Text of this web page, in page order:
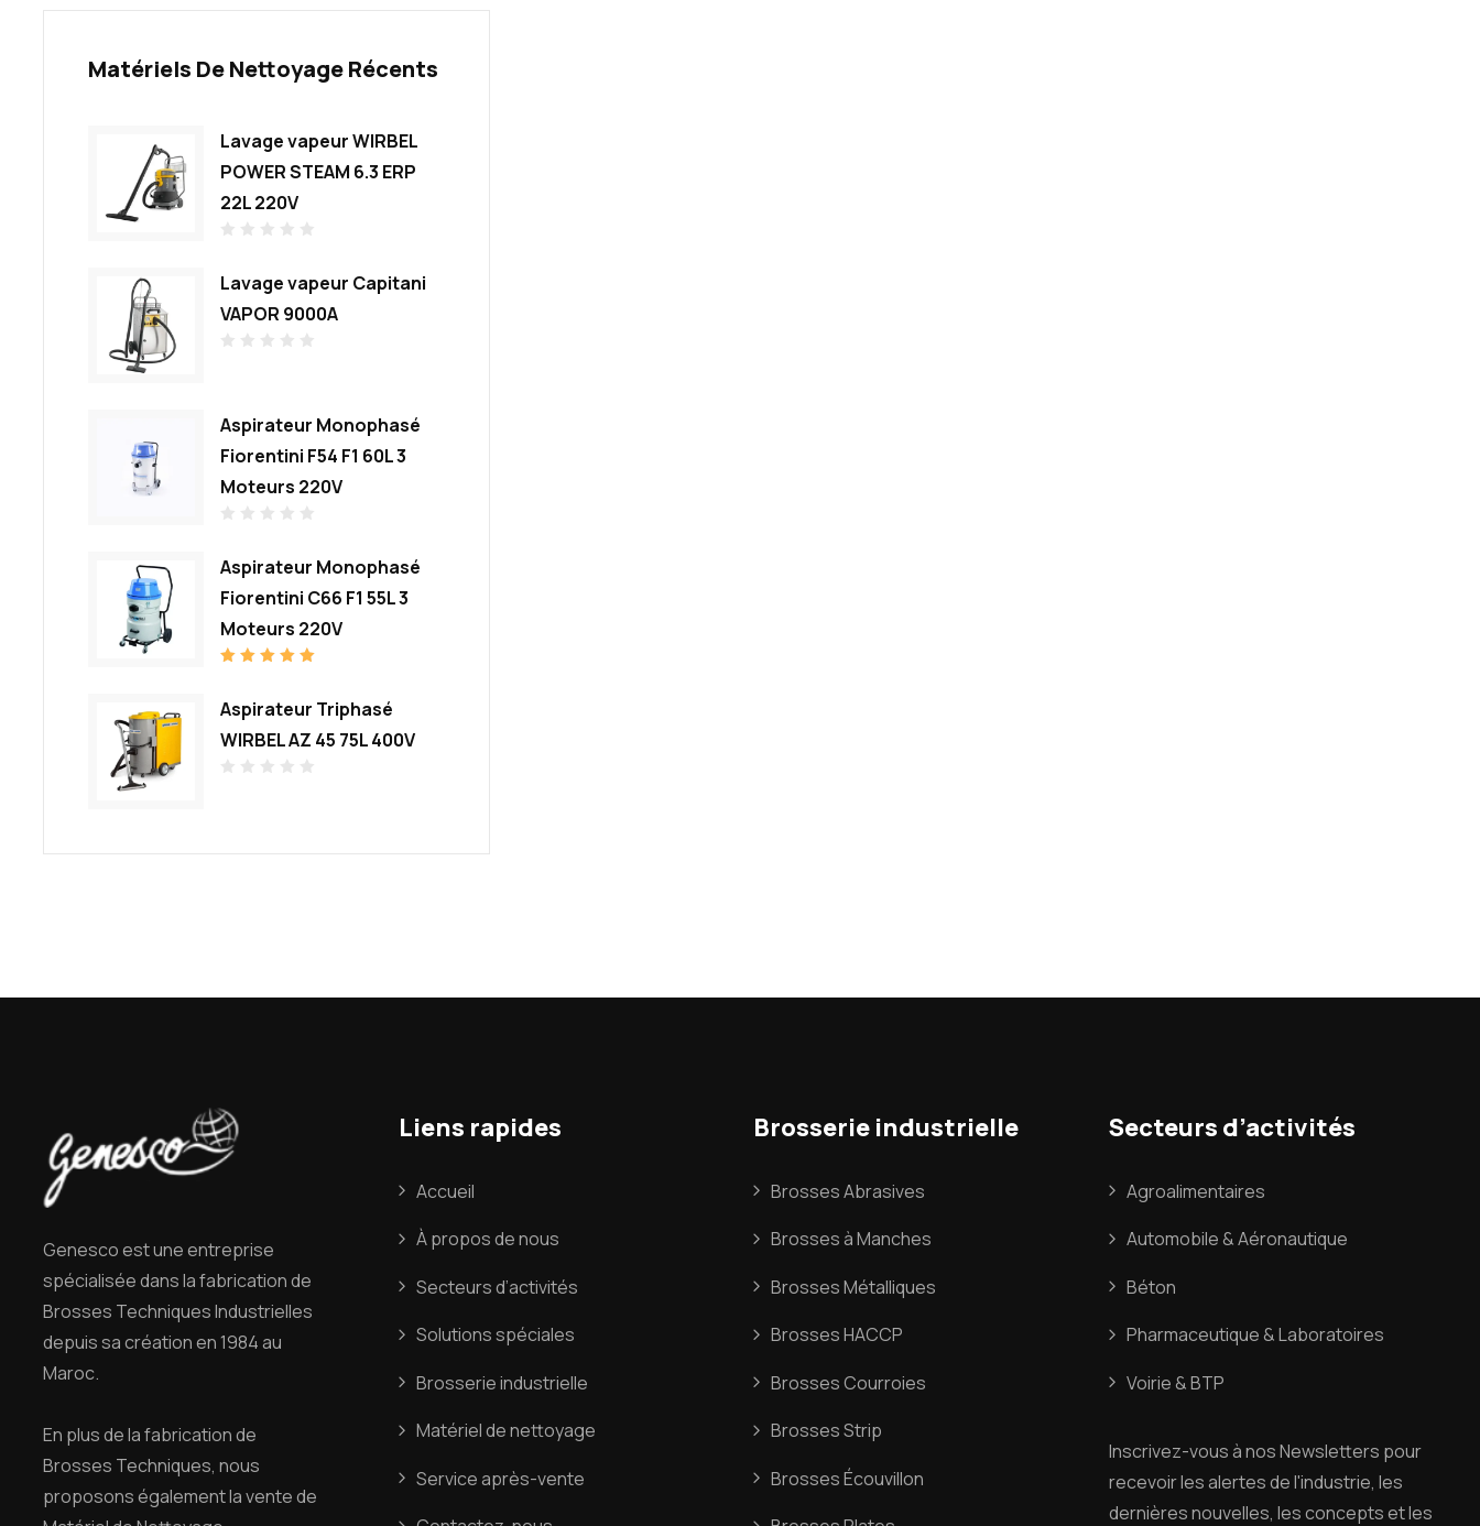
Matériels De Nettoyage Récents
Lavage vapeur WIRBEL
POWER STEAM 6.3 ERP
22L 220V
t
e
0
s
u
r
Lavage vapeur Capitani
VAPOR 9000A
0
s
u
r
Aspirateur Monophasé
Fiorentini F54 F1 60L 3
Moteurs 220V
t
e
0
s
u
r
5
Aspirateur Monophasé
Fiorentini C66 F1 55L 3
Moteurs 220V
Aspirateur Triphasé
WIRBEL AZ 45 75L 400V
s
Genesco est une entreprise
spécialisée dans la fabrication de
Brosses Techniques Industrielles
depuis sa création en 1984 au
Maroc.
En plus de la fabrication de
Brosses Techniques, nous
proposons également la vente de
Liens rapides
Accueil
À propos de nous
Secteurs d’activités
Solutions spéciales
Brosserie industrielle
Matériel de nettoyage
Service après-vente
Brosserie industrielle
Brosses Abrasives
Brosses à Manches
Brosses Métalliques
Brosses HACCP
Brosses Courroies
Brosses Strip
Brosses Écouvillon
Secteurs d’activités
Agroalimentaires
Automobile & Aéronautique
Béton
Pharmaceutique & Laboratoires
Voirie & BTP
Inscrivez-vousànosNewsletters pour
recevoirlesalertesdel'industrie, les
dernièresnouvelles, lesconceptsetles